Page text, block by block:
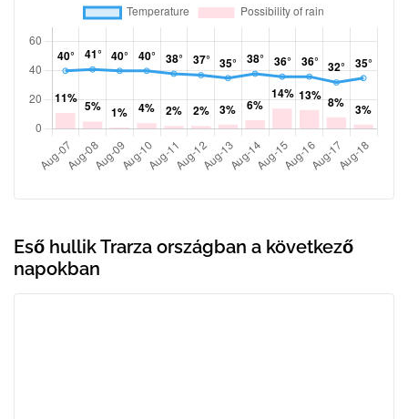
Eső hullik Trarza országban a következő
napokban